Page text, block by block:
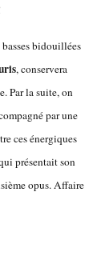
bidouillées
, conservera
Par la suite, on
par une
ces énergiques
présentait son
opus. Affaire